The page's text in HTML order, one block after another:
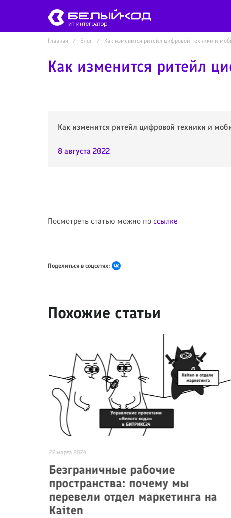
Главная Блог Как изменится ритейл цифровой техники и
Как изменится ритейл
Как изменится ритейл цифровой техники и
8 августа 2022
Посмотреть статью можно по ссылке
Поделиться в соцсетях:
Похожие статьи
27 марта 2024
Безграничные рабочие
пространства: почему мы
перевели отдел маркетинга на
Kaiten